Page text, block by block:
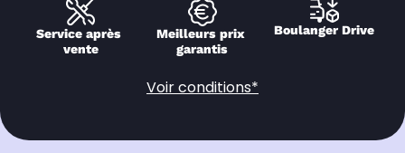
Service après
vente
Meilleurs prix
garantis
Boulanger Drive
Voir conditions*